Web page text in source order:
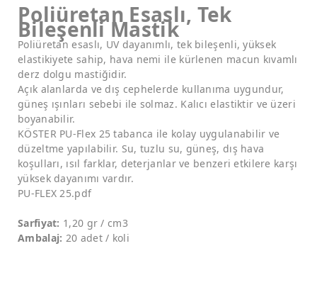
Mastikler, Dilatasyon ve Pah Bantları
Ankraj - Güçlendirme ve Enjeksiyon Sistemleri
Poliüretan Esaslı, Tek
Bileşenli Mastik
Poliüretan esaslı, UV dayanımlı, tek bileşenli, yüksek
elastikiyete sahip, hava nemi ile kürlenen macun kıvamlı
derz dolgu mastiğidir.
Açık alanlarda ve dış cephelerde kullanıma uygundur,
güneş ışınları sebebi ile solmaz. Kalıcı elastiktir ve üzeri
boyanabilir.
KÖSTER PU-Flex 25 tabanca ile kolay uygulanabilir ve
düzeltme yapılabilir. Su, tuzlu su, güneş, dış hava
koşulları, ısıl farklar, deterjanlar ve benzeri etkilere karşı
yüksek dayanımı vardır.
PU-FLEX 25.pdf
Sarfiyat: 1,20 gr / cm3
Ambalaj: 20 adet / koli